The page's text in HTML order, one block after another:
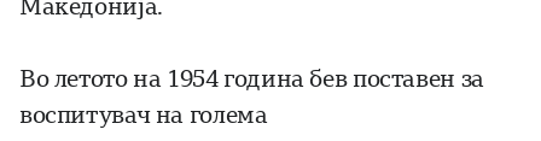
Македонија.
Во летото на 1954 година бев поставен за
воспитувач на голема